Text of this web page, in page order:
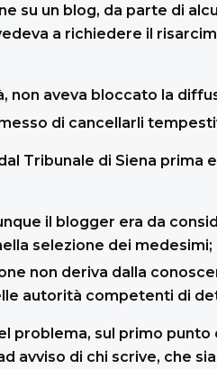
su un blog, da parte di
a richiedere il
non aveva bloccato la
di cancellarli
Tribunale di Siena prima
il blogger era da
selezione dei medesimi;
non deriva dalla
autorità competenti di
problema, sul primo
avviso di chi scrive, che